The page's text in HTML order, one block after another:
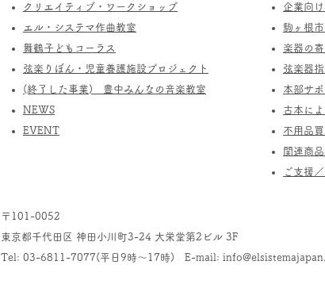
​クリエイティブ・ワークショップ
エル・システマ作曲教室
​舞鶴子どもコーラス
​​弦楽りぼん・児童養護施設プロジェクト
(終了した事業) ​豊中みんなの音楽教室
​NEWS
​EVENT
企業向
駒ヶ根
楽器の
弦楽器
本部サ
古本に
不用品
関連商
ご支援
〒101-0052
東京都千代田区 神田小川町3-24 大栄堂第2ビル 3F
Tel: 03-6811-7077(平日9時～17時) E-mail: